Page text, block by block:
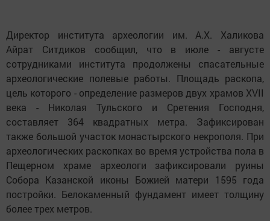
Директор института археологии им. А.Х. Халикова
Айрат Ситдиков сообщил, что в июле - августе
сотрудниками института продолжены спасательные
археологические полевые работы. Площадь раскопа,
цель которого - определение размеров двух храмов XVII
века - Николая Тульского и Сретения Господня,
составляет 364 квадратных метра. Зафиксирован
также большой участок монастырского некрополя. При
археологических раскопках во время устройства пола в
Пещерном храме археологи зафиксировали руины
Собора Казанской иконы Божией матери 1595 года
постройки. Белокаменный фундамент имеет толщину
более трех метров.